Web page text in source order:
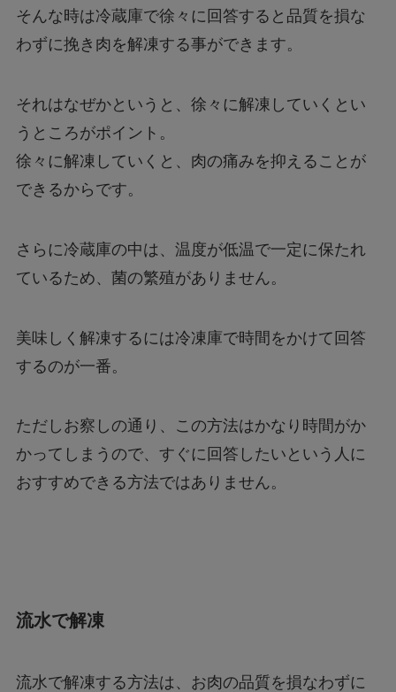
そんな時は冷蔵庫で徐々に回答すると品質を損な
わずに挽き肉を解凍する事ができます。
それはなぜかというと、徐々に解凍していくとい
うところがポイント。
徐々に解凍していくと、肉の痛みを抑えることが
できるからです。
さらに冷蔵庫の中は、温度が低温で一定に保たれ
ているため、菌の繁殖がありません。
美味しく解凍するには冷凍庫で時間をかけて回答
するのが一番。
ただしお察しの通り、この方法はかなり時間がか
かってしまうので、すぐに回答したいという人に
おすすめできる方法ではありません。
流水で解凍
流水で解凍する方法は、お肉の品質を損なわずに